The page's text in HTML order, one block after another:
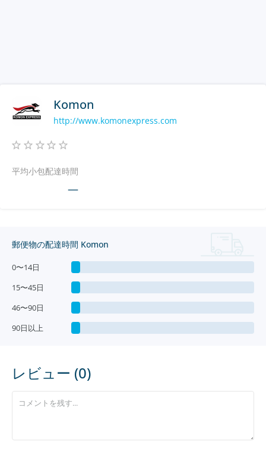
Komon
http://www.komonexpress.com
平均小包配達時間
—
郵便物の配達時間 Komon
0〜14日
15〜45日
46〜90日
90日以上
レビュー (0)